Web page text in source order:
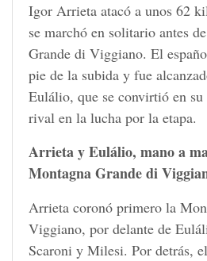
Igor Arrieta atacó a unos 62
se marchó en solitario antes
Grande di Viggiano. El
pie de la subida y fue
Eulálio, que se convirtió en
rival en la lucha por la etapa.
Arrieta y Eulálio, mano a
Montagna Grande di
Arrieta coronó primero la
Viggiano, por delante de
Scaroni y Milesi. Por detrás,